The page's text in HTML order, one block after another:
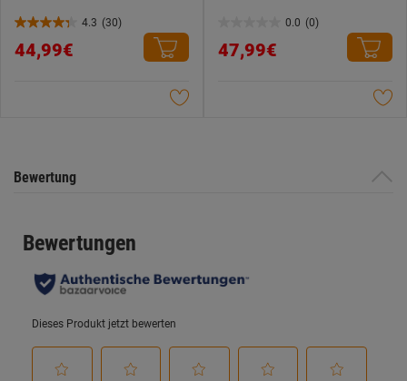
4.3 (30)
4.3
von
44,99€
0.0 (0)
von
47,99€
Bewertung